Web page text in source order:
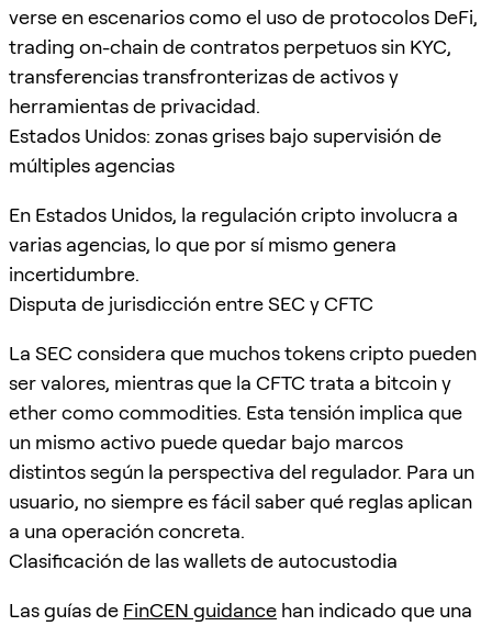
verse en escenarios como el uso de protocolos DeFi,
trading on-chain de contratos perpetuos sin KYC,
transferencias transfronterizas de activos y
herramientas de privacidad.
Estados Unidos: zonas grises bajo supervisión de
múltiples agencias
En Estados Unidos, la regulación cripto involucra a
varias agencias, lo que por sí mismo genera
incertidumbre.
Disputa de jurisdicción entre SEC y CFTC
La SEC considera que muchos tokens cripto pueden
ser valores, mientras que la CFTC trata a bitcoin y
ether como commodities. Esta tensión implica que
un mismo activo puede quedar bajo marcos
distintos según la perspectiva del regulador. Para un
usuario, no siempre es fácil saber qué reglas aplican
a una operación concreta.
Clasificación de las wallets de autocustodia
Las guías de FinCEN guidance han indicado que una